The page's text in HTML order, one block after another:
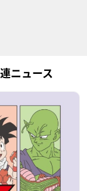
ニュース